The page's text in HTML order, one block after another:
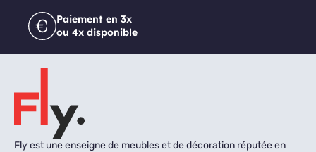
Paiement en 3x
ou 4x disponible
Fly est une enseigne de meubles et de décoration réputée en